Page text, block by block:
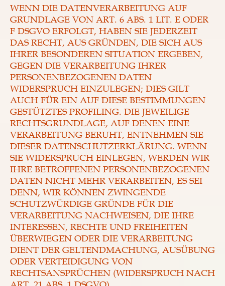
WENN DIE DATENVERARBEITUNG AUF
GRUNDLAGE VON ART. 6 ABS. 1 LIT. E ODER
F DSGVO ERFOLGT, HABEN SIE JEDERZEIT
DAS RECHT, AUS GRÜNDEN, DIE SICH AUS
IHRER BESONDEREN SITUATION ERGEBEN,
GEGEN DIE VERARBEITUNG IHRER
PERSONENBEZOGENEN DATEN
WIDERSPRUCH EINZULEGEN; DIES GILT
AUCH FÜR EIN AUF DIESE BESTIMMUNGEN
GESTÜTZTES PROFILING. DIE JEWEILIGE
RECHTSGRUNDLAGE, AUF DENEN EINE
VERARBEITUNG BERUHT, ENTNEHMEN SIE
DIESER DATENSCHUTZERKLÄRUNG. WENN
SIE WIDERSPRUCH EINLEGEN, WERDEN WIR
IHRE BETROFFENEN PERSONENBEZOGENEN
DATEN NICHT MEHR VERARBEITEN, ES SEI
DENN, WIR KÖNNEN ZWINGENDE
SCHUTZWÜRDIGE GRÜNDE FÜR DIE
VERARBEITUNG NACHWEISEN, DIE IHRE
INTERESSEN, RECHTE UND FREIHEITEN
ÜBERWIEGEN ODER DIE VERARBEITUNG
DIENT DER GELTENDMACHUNG, AUSÜBUNG
ODER VERTEIDIGUNG VON
RECHTSANSPRÜCHEN (WIDERSPRUCH NACH